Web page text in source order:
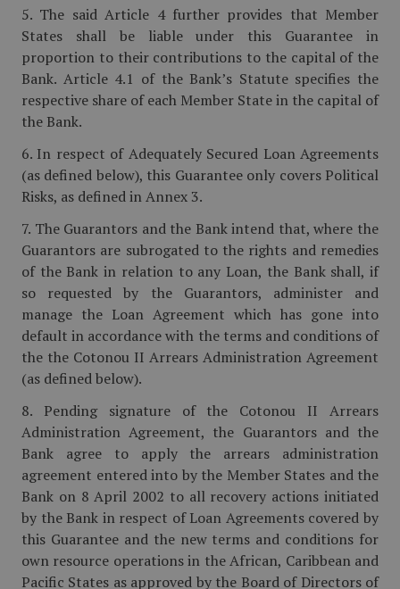
5. The said Article 4 further provides that Member
States shall be liable under this Guarantee in
proportion to their contributions to the capital of the
Bank. Article 4.1 of the Bank’s Statute specifies the
respective share of each Member State in the capital of
the Bank.
6. In respect of Adequately Secured Loan Agreements
(as defined below), this Guarantee only covers Political
Risks, as defined in Annex 3.
7. The Guarantors and the Bank intend that, where the
Guarantors are subrogated to the rights and remedies
of the Bank in relation to any Loan, the Bank shall, if
so requested by the Guarantors, administer and
manage the Loan Agreement which has gone into
default in accordance with the terms and conditions of
the the Cotonou II Arrears Administration Agree­ment
(as defined below).
8. Pending signature of the Cotonou II Arrears
Administration Agreement, the Guarantors and the
Bank agree to apply the arrears administration
agreement entered into by the Member States and the
Bank on 8 April 2002 to all recovery actions initiated
by the Bank in respect of Loan Agreements covered by
this Guarantee and the new terms and conditions for
own resource operations in the African, Caribbean and
Pacific States as approved by the Board of Directors of